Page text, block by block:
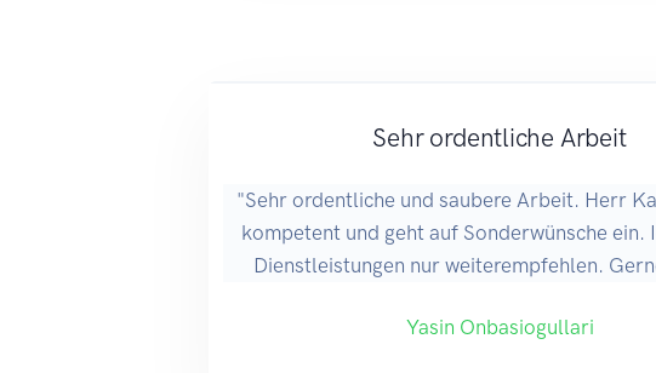
Sehr ordentliche Arbeit
"Sehr ordentliche und saubere Arbeit. Herr
kompetent und geht auf Sonderwünsche ein.
Dienstleistungen nur weiterempfehlen.
Yasin Onbasiogullari